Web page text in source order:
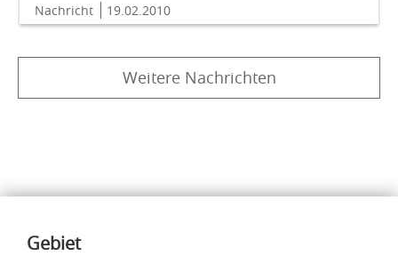
Nachricht 19.02.2010
Weitere Nachrichten
Inhalte
Gebiet